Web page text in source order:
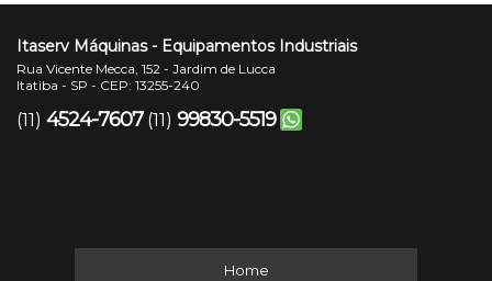
Itaserv Máquinas - Equipamentos Industriais
Rua Vicente Mecca, 152 - Jardim de Lucca
Itatiba - SP - CEP: 13255-240
(11) 4524-7607 (11) 99830-5519
Home